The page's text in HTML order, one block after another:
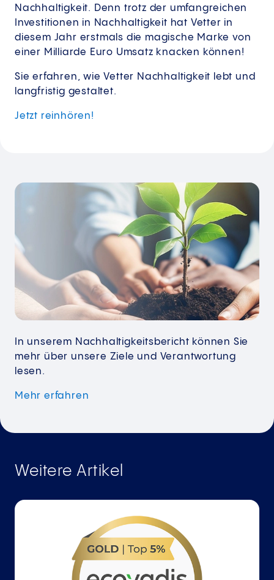
Nachhaltigkeit. Denn trotz der umfangreichen
Investitionen in Nachhaltigkeit hat Vetter in
diesem Jahr erstmals die magische Marke von
einer Milliarde Euro Umsatz knacken können!
Sie erfahren, wie Vetter Nachhaltigkeit lebt und
langfristig gestaltet.
Jetzt reinhören!
In unserem Nachhaltigkeitsbericht können Sie
mehr über unsere Ziele und Verantwortung
lesen.
Mehr erfahren
Weitere Artikel